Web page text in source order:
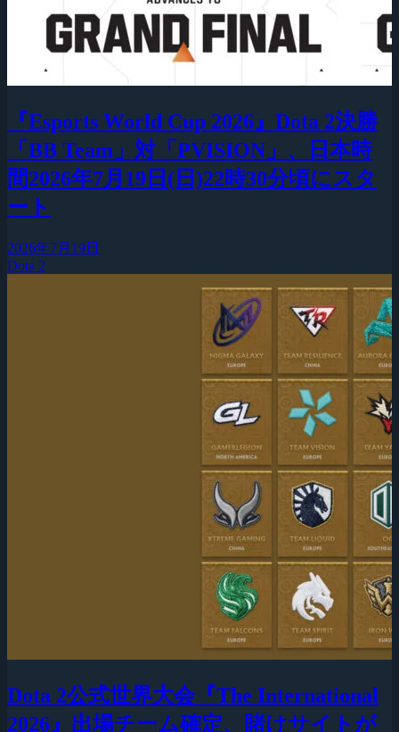
『Esports World Cup 2026』Dota 2決勝
「BB Team」対「PVISION」、日本時
間2026年7月19日(日)22時30分頃にスタ
ート
2026年7月19日
Dota 2
Dota 2公式世界大会『The International
2026』出場チーム確定、賭けサイトが